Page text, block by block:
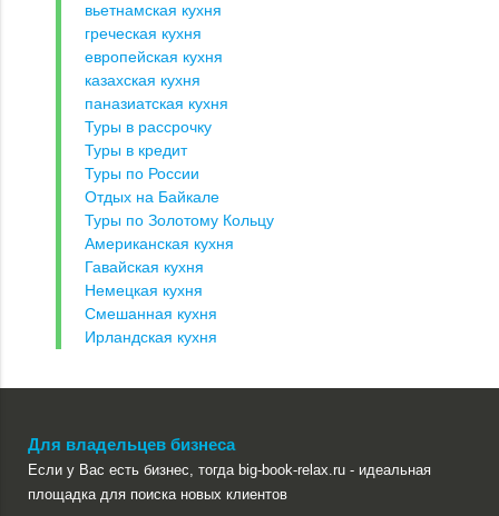
вьетнамская кухня
греческая кухня
европейская кухня
казахская кухня
паназиатская кухня
Туры в рассрочку
Туры в кредит
Туры по России
Отдых на Байкале
Туры по Золотому Кольцу
Американская кухня
Гавайская кухня
Немецкая кухня
Смешанная кухня
Ирландская кухня
Для владельцев бизнеса
Если у Вас есть бизнес, тогда big-book-relax.ru - идеальная
площадка для поиска новых клиентов